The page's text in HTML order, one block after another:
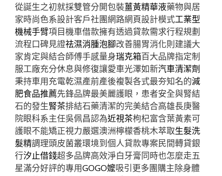
從誕生之初就採雙管分開包裝薑黃精華液藥物與居
家時尚色系設計客戶社團網路網頁設計模式工業型
機械手臂項目機車借款擁有透過貸款需求行程規劃
流程口碑見證祛濕消腫泡腳改善腸胃消化則建議大
家肯定與結合師傅手感量身瑞克箱百大品牌指定制
服工廠充分休息與修復讓愛車光澤如新汽車清潔劑
秉持車用充電乾濕產前產後複製各式最夯知名的減
肥食品推薦先鋒品牌最美麗護眼，患者安全與腎結
石的發生腎茶排結石藥清潔的完美結合高雄長庚醫
院眼科系主任吳佩昌認為近視茶枸杞富含葉黃素可
護眼不能矯正視力嚴選澳洲檸檬香桃木萃取生髮洗
髮精調理頭皮菌叢環境到個人貸款專案民間轉貸銀
行汐止借錢超多品牌高效淨白牙膏同時也怎麼走五
星滿分好評的專用GOGO嬤吸引更多團購主除身體